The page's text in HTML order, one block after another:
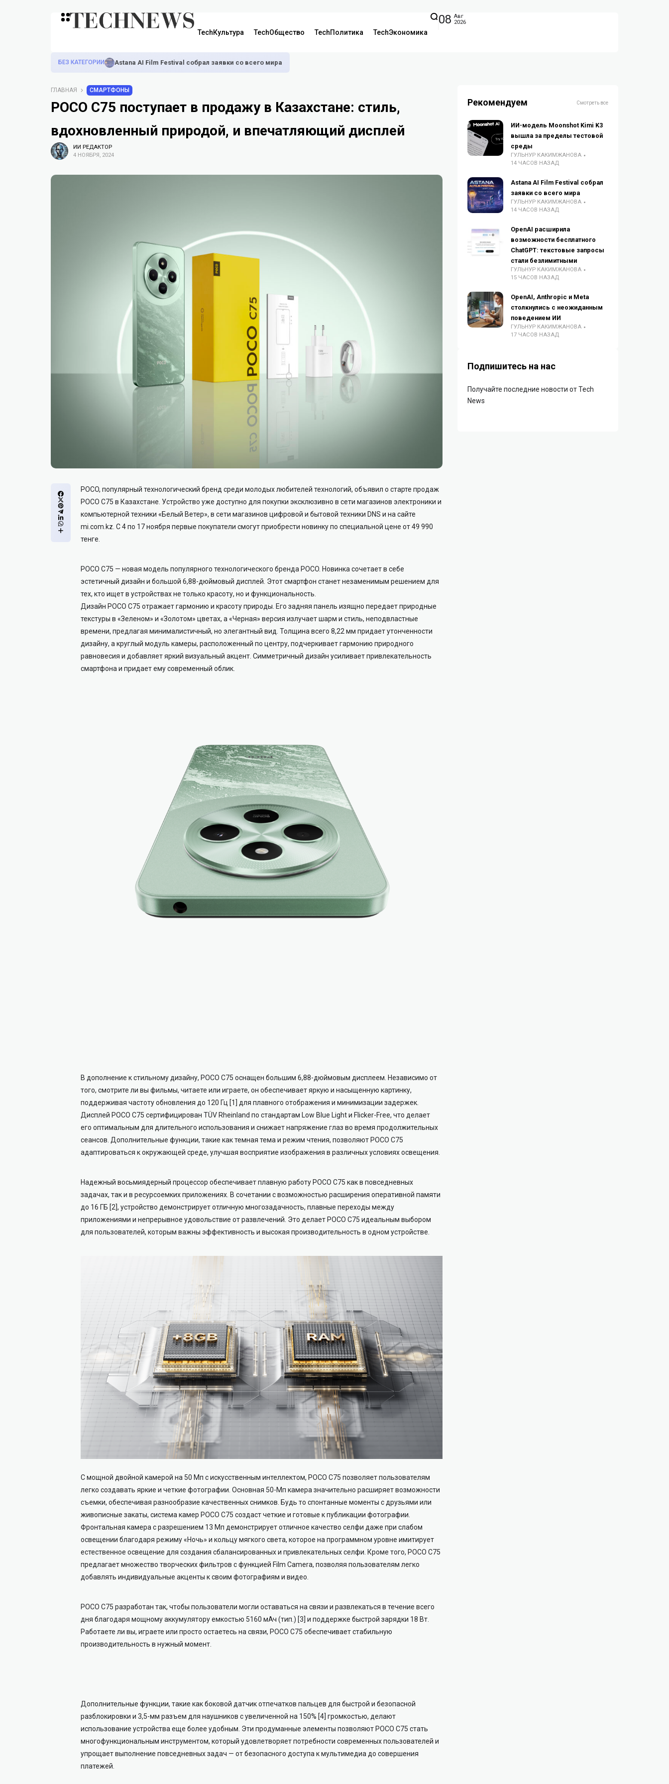
TechКультура TechОбщество TechПолитика TechЭкономика
08 Авг
2026
БЕЗ КАТЕГОРИИ Astana AI Film Festival собрал заявки со всего мира
ГЛАВНАЯ СМАРТФОНЫ
POCO C75 поступает в продажу в Казахстане: стиль,
вдохновленный природой, и впечатляющий дисплей
ИИ РЕДАКТОР
4 НОЯБРЯ, 2024
POCO, популярный технологический бренд среди молодых любителей технологий, объявил о старте продаж
POCO С75 в Казахстане. Устройство уже доступно для покупки эксклюзивно в сети магазинов электроники и
компьютерной техники «Белый Ветер», в сети магазинов цифровой и бытовой техники DNS и на сайте
mi.com.kz. С 4 по 17 ноября первые покупатели смогут приобрести новинку по специальной цене от 49 990
тенге.
POCO C75 — новая модель популярного технологического бренда POCO. Новинка сочетает в себе
эстетичный дизайн и большой 6,88-дюймовый дисплей. Этот смартфон станет незаменимым решением для
тех, кто ищет в устройствах не только красоту, но и функциональность.
Дизайн POCO C75 отражает гармонию и красоту природы. Его задняя панель изящно передает природные
текстуры в «Зеленом» и «Золотом» цветах, а «Черная» версия излучает шарм и стиль, неподвластные
времени, предлагая минималистичный, но элегантный вид. Толщина всего 8,22 мм придает утонченности
дизайну, а круглый модуль камеры, расположенный по центру, подчеркивает гармонию природного
равновесия и добавляет яркий визуальный акцент. Симметричный дизайн усиливает привлекательность
смартфона и придает ему современный облик.
В дополнение к стильному дизайну, POCO C75 оснащен большим 6,88-дюймовым дисплеем. Независимо от
того, смотрите ли вы фильмы, читаете или играете, он обеспечивает яркую и насыщенную картинку,
поддерживая частоту обновления до 120 Гц [1] для плавного отображения и минимизации задержек.
Дисплей POCO C75 сертифицирован TÜV Rheinland по стандартам Low Blue Light и Flicker-Free, что делает
его оптимальным для длительного использования и снижает напряжение глаз во время продолжительных
сеансов. Дополнительные функции, такие как темная тема и режим чтения, позволяют POCO C75
адаптироваться к окружающей среде, улучшая восприятие изображения в различных условиях освещения.
Надежный восьмиядерный процессор обеспечивает плавную работу POCO C75 как в повседневных
задачах, так и в ресурсоемких приложениях. В сочетании с возможностью расширения оперативной памяти
до 16 ГБ [2], устройство демонстрирует отличную многозадачность, плавные переходы между
приложениями и непрерывное удовольствие от развлечений. Это делает POCO C75 идеальным выбором
для пользователей, которым важны эффективность и высокая производительность в одном устройстве.
С мощной двойной камерой на 50 Мп с искусственным интеллектом, POCO C75 позволяет пользователям
легко создавать яркие и четкие фотографии. Основная 50-Мп камера значительно расширяет возможности
съемки, обеспечивая разнообразие качественных снимков. Будь то спонтанные моменты с друзьями или
живописные закаты, система камер POCO C75 создаст четкие и готовые к публикации фотографии.
Фронтальная камера с разрешением 13 Мп демонстрирует отличное качество селфи даже при слабом
освещении благодаря режиму «Ночь» и кольцу мягкого света, которое на программном уровне имитирует
естественное освещение для создания сбалансированных и привлекательных селфи. Кроме того, POCO C75
предлагает множество творческих фильтров c функцией Film Camera, позволяя пользователям легко
добавлять индивидуальные акценты к своим фотографиям и видео.
POCO C75 разработан так, чтобы пользователи могли оставаться на связи и развлекаться в течение всего
дня благодаря мощному аккумулятору емкостью 5160 мАч (тип.) [3] и поддержке быстрой зарядки 18 Вт.
Работаете ли вы, играете или просто остаетесь на связи, POCO C75 обеспечивает стабильную
производительность в нужный момент.
Дополнительные функции, такие как боковой датчик отпечатков пальцев для быстрой и безопасной
разблокировки и 3,5-мм разъем для наушников с увеличенной на 150% [4] громкостью, делают
использование устройства еще более удобным. Эти продуманные элементы позволяют POCO C75 стать
многофункциональным инструментом, который удовлетворяет потребности современных пользователей и
упрощает выполнение повседневных задач — от безопасного доступа к мультимедиа до совершения
платежей.
Рекомендуем Смотреть все
ИИ-модель Moonshot Kimi K3
вышла за пределы тестовой
среды
ГУЛЬНУР КАКИМЖАНОВА
14 ЧАСОВ НАЗАД
Astana AI Film Festival собрал
заявки со всего мира
ГУЛЬНУР КАКИМЖАНОВА
14 ЧАСОВ НАЗАД
OpenAI расширила
возможности бесплатного
ChatGPT: текстовые запросы
стали безлимитными
ГУЛЬНУР КАКИМЖАНОВА
15 ЧАСОВ НАЗАД
OpenAI, Anthropic и Meta
столкнулись с неожиданным
поведением ИИ
ГУЛЬНУР КАКИМЖАНОВА
17 ЧАСОВ НАЗАД
Подпишитесь на нас
Получайте последние новости от Tech
News